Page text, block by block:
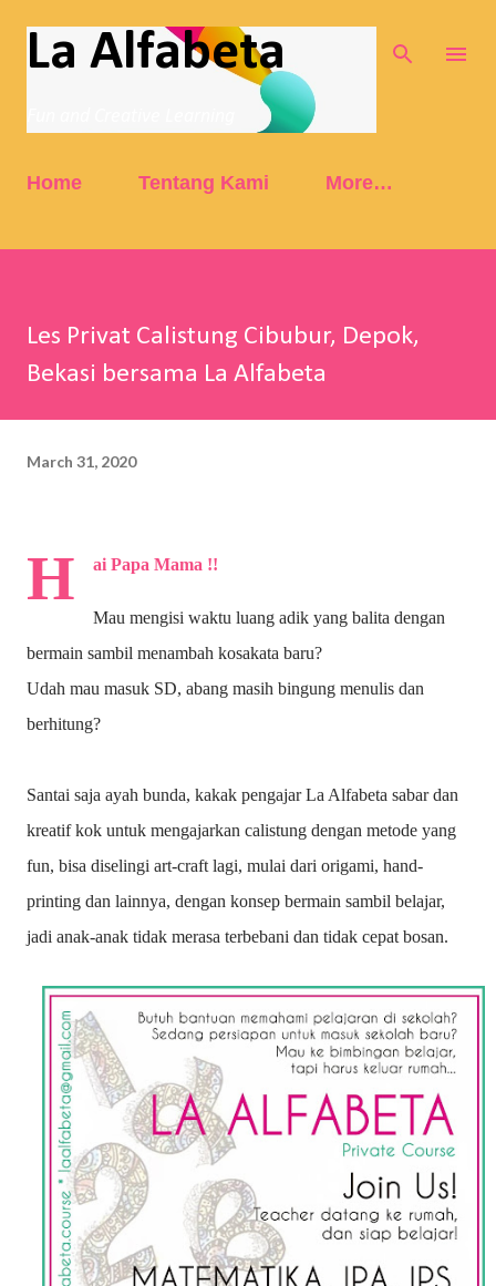
Skip to main content
La Alfabeta
Home Tentang Kami More…
Les Privat Calistung Cibubur, Depok,
Bekasi bersama La Alfabeta
March 31, 2020
H ai Papa Mama !!
Mau mengisi waktu luang adik yang balita dengan
bermain sambil menambah kosakata baru?
Udah mau masuk SD, abang masih bingung menulis dan
berhitung?
Santai saja ayah bunda, kakak pengajar La Alfabeta sabar dan
kreatif kok untuk mengajarkan calistung dengan metode yang
fun, bisa diselingi art-craft lagi, mulai dari origami, hand-
printing dan lainnya, dengan konsep bermain sambil belajar,
jadi anak-anak tidak merasa terbebani dan tidak cepat bosan.